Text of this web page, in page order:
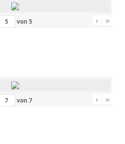
von 5 › »
von 7 › »